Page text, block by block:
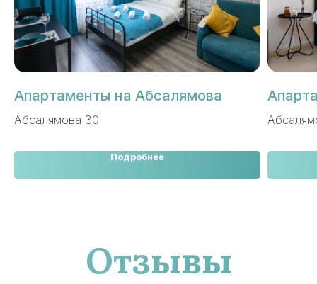
Апартаменты на Абсалямова
Абсалямова 30
Подробнее
Отзывы